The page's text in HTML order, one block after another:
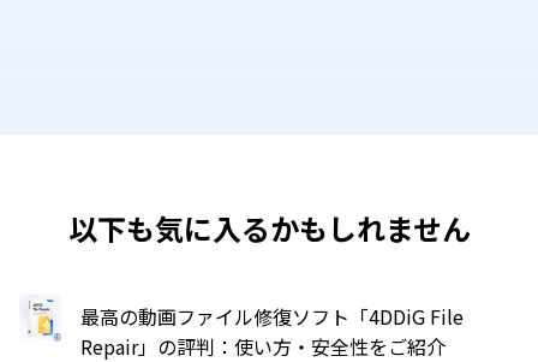
以下も気に入るかもしれません
最高の動画ファイル修復ソフト「4DDiG File
Repair」の評判：使い方・安全性をご紹介